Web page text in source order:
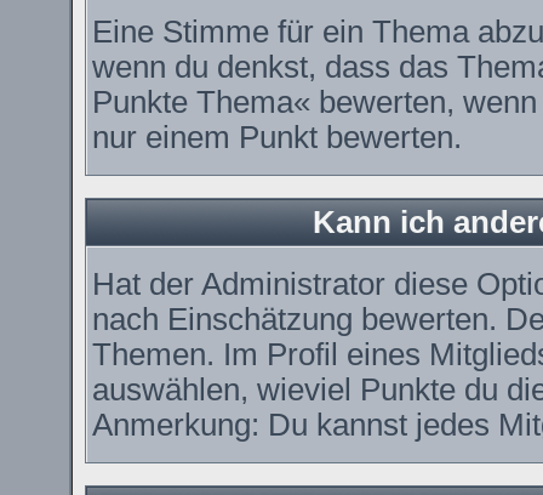
Eine Stimme für ein Thema
wenn du denkst, dass das
Punkte Thema« bewerten,
nur einem Punkt bewerten.
Kann ich
Hat der Administrator diese
nach Einschätzung bewerten.
Themen. Im Profil eines
auswählen, wieviel Punkte du
Anmerkung: Du kannst jedes